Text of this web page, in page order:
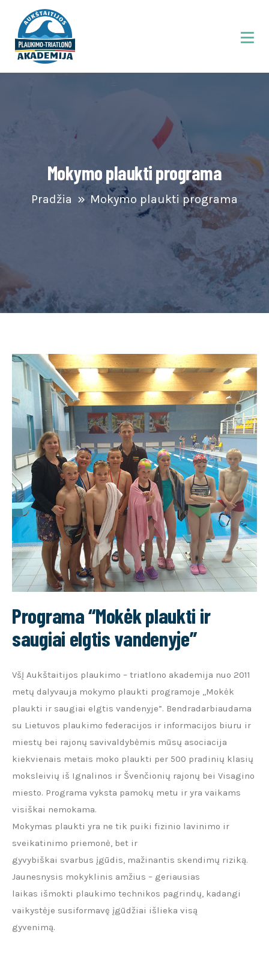
Mokymo plaukti programa
Pradžia Mokymo plaukti programa
Programa “Mokėk plaukti ir
saugiai elgtis vandenyje”
VšĮ Aukštaitijos plaukimo – triatlono akademija nuo 2011
metų dalyvauja mokymo plaukti programoje ,,Mokėk
plaukti ir saugiai elgtis vandenyje”. Bendradarbiaudama
su Lietuvos plaukimo federacijos ir informacijos biuru ir
miestų bei rajonų savivaldybėmis mūsų asociacija
kiekvienais metais moko plaukti per 500 pradinių klasių
moksleivių iš Ignalinos ir Švenčionių rajonų bei Visagino
miesto. Programa vyksta pamokų metu ir yra vaikams
visiškai nemokama.
Mokymas plaukti yra ne tik puiki fizinio lavinimo ir
sveikatinimo priemonė, bet ir
gyvybiškai svarbus įgūdis, mažinantis skendimų riziką.
Jaunesnysis mokyklinis amžius – geriausias
laikas išmokti plaukimo technikos pagrindų, kadangi
vaikystėje susiformavę įgūdžiai išlieka visą
gyvenimą.